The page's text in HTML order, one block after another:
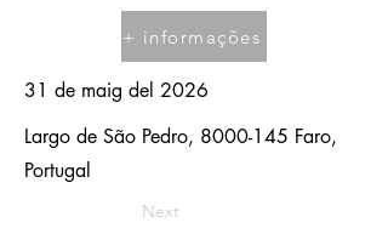
+ informações
31 de maig del 2026
Largo de São Pedro, 8000-145 Faro,
Portugal
Next